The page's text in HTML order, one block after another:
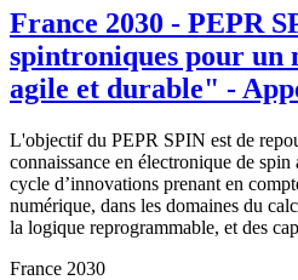
France 2030 - PEPR
spintroniques pour un
agile et durable" -
L'objectif du PEPR SPIN est de
connaissance en électronique de
cycle d’innovations prenant en
numérique, dans les domaines du
la logique reprogrammable, et des
France 2030